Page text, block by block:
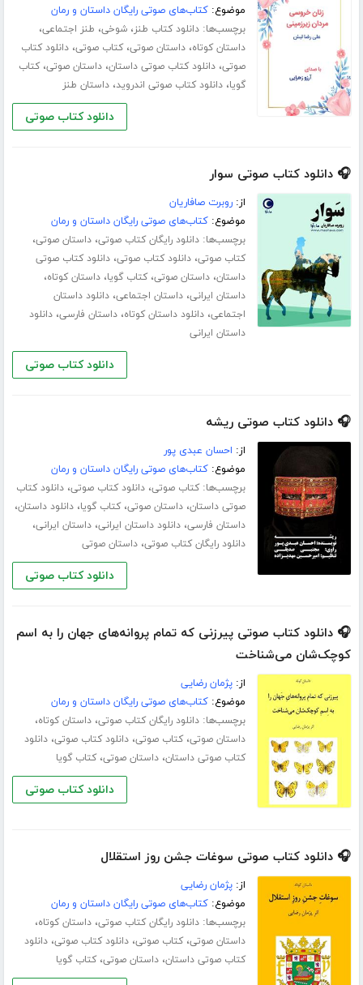
موضوع:کتاب‌های صوتی رایگان داستان و رمان
برچسب‌ها:دانلود کتاب طنز،شوخی، طنز اجتماعی،
داستان کوتاه،داستان صوتی،کتاب صوتی،دانلود کتاب
صوتی،دانلود کتاب صوتی داستان،داستان صوتی،کتاب
گویا،دانلود کتاب صوتی اندروید،داستان طنز
دانلود کتاب صوتی
🎧 دانلود کتاب صوتی سوار
از:روبرت صافاریان
موضوع:کتاب‌های صوتی رایگان داستان و رمان
برچسب‌ها:دانلود رایگان کتاب صوتی،داستان صوتی،
کتاب صوتی،دانلود کتاب صوتی،دانلود کتاب صوتی
داستان،داستان صوتی،کتاب گویا،داستان کوتاه،
داستان ایرانی،داستان اجتماعی،دانلود داستان
اجتماعی،دانلود داستان کوتاه،داستان فارسی،دانلود
داستان ایرانی
دانلود کتاب صوتی
🎧 دانلود کتاب صوتی ریشه
از: احسان عبدی پور
موضوع:کتاب‌های صوتی رایگان داستان و رمان
برچسب‌ها:کتاب صوتی،دانلود کتاب صوتی،دانلود کتاب
صوتی داستان،داستان صوتی،کتاب گویا،دانلود داستان،
داستان فارسی،دانلود داستان ایرانی،داستان ایرانی،
دانلود رایگان کتاب صوتی،داستان صوتی
دانلود کتاب صوتی
🎧 دانلود کتاب صوتی پیرزنی که تمام پروانه‌های جهان را به اسم
کوچک‌شان می‌شناخت
از:پژمان رضایی
موضوع:کتاب‌های صوتی رایگان داستان و رمان
برچسب‌ها:دانلود رایگان کتاب صوتی،داستان کوتاه،
داستان صوتی،کتاب صوتی،دانلود کتاب صوتی،دانلود
کتاب صوتی داستان،داستان صوتی،کتاب گویا
دانلود کتاب صوتی
🎧 دانلود کتاب صوتی سوغات جشن روز استقلال
از:پژمان رضایی
موضوع:کتاب‌های صوتی رایگان داستان و رمان
برچسب‌ها:دانلود رایگان کتاب صوتی،داستان کوتاه،
داستان صوتی،کتاب صوتی،دانلود کتاب صوتی،دانلود
کتاب صوتی داستان،داستان صوتی،کتاب گویا